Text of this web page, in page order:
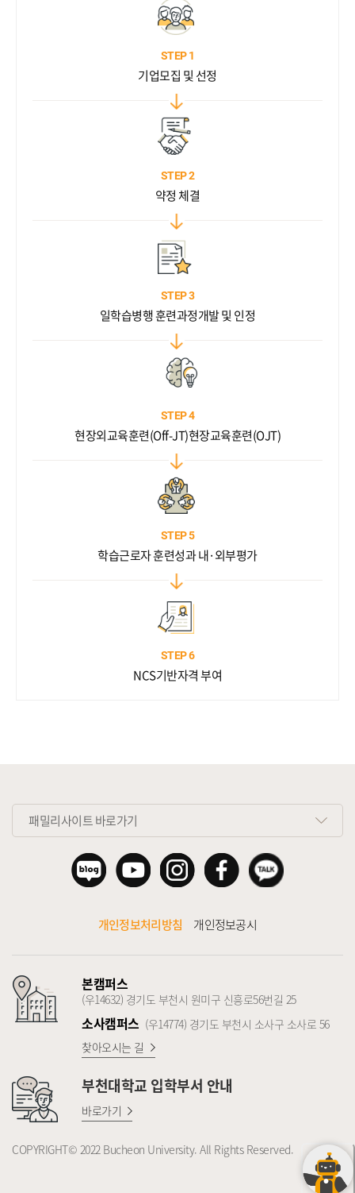
STEP 1
기업모집 및 선정
STEP 2
약정 체결
STEP 3
일학습병행 훈련과정개발 및 인정
STEP 4
현장외교육훈련(Off-JT)현장교육훈련(OJT)
STEP 5
학습근로자 훈련성과 내·외부평가
STEP 6
NCS기반자격 부여
패밀리사이트 바로가기
개인정보처리방침 개인정보공시
본캠퍼스
(우14632) 경기도 부천시 원미구 신흥로56번길 25
소사캠퍼스 (우14774) 경기도 부천시 소사구 소사로 56
찾아오시는 길
부천대학교 입학부서 안내
바로가기
COPYRIGHT© 2022 Bucheon University. All Rights Reserved.